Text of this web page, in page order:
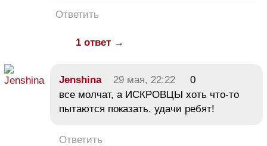
Ответить
1 ответ →
Jenshina 29 мая, 22:22
0
все молчат, а ИСКРОВЦЫ хоть что-то
пытаются показать. удачи ребят!
Ответить